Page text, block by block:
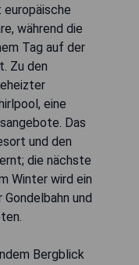
während die
Tag auf der
Zu den
eine
Das
und den
die nächste
Winter wird ein
und
Bergblick